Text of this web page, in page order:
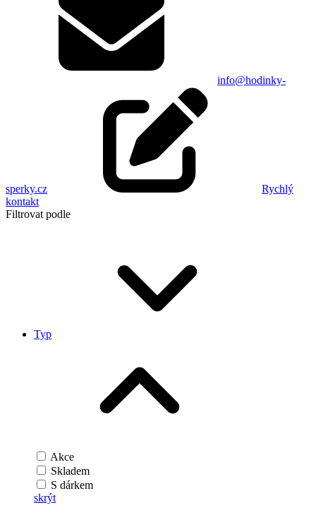
info@hodinky-
sperky.cz
Rychlý
kontakt
Filtrovat podle
Typ
Akce
Skladem
S dárkem
skrýt